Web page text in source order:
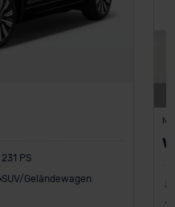
231 PS
SUV/Geländewagen